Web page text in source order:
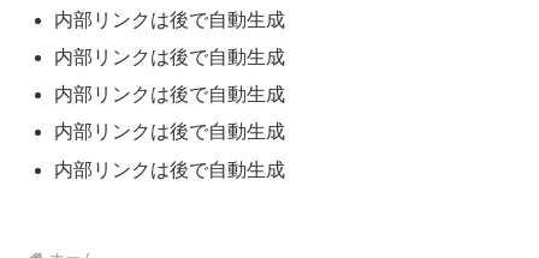
内部リンクは後で自動生成
内部リンクは後で自動生成
内部リンクは後で自動生成
内部リンクは後で自動生成
内部リンクは後で自動生成